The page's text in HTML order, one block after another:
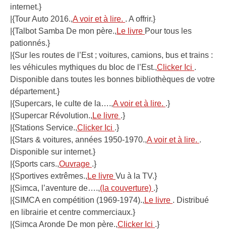
internet.}
|{Tour Auto 2016.,A voir et à lire. . A offrir.}
|{Talbot Samba De mon père., Le livre Pour tous les
pationnés.}
|{Sur les routes de l’Est ; voitures, camions, bus et trains :
les véhicules mythiques du bloc de l’Est.,Clicker Ici .
Disponible dans toutes les bonnes bibliothèques de votre
département.}
|{Supercars, le culte de la….,A voir et à lire. .}
|{Supercar Révolution., Le livre .}
|{Stations Service.,Clicker Ici .}
|{Stars & voitures, années 1950-1970.,A voir et à lire. .
Disponible sur internet.}
|{Sports cars.,Ouvrage .}
|{Sportives extrêmes., Le livre Vu à la TV.}
|{Simca, l’aventure de….,(la couverture) .}
|{SIMCA en compétition (1969-1974)., Le livre . Distribué
en librairie et centre commerciaux.}
|{Simca Aronde De mon père.,Clicker Ici .}